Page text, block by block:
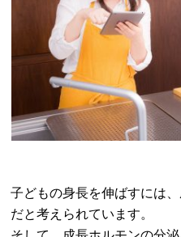
子どもの身長を伸ばすには
だと考えられています。